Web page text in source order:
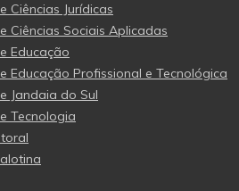
Ciências Jurídicas
Ciências Sociais Aplicadas
Educação
Educação Profissional e Tecnológica
Jandaia do Sul
Tecnologia